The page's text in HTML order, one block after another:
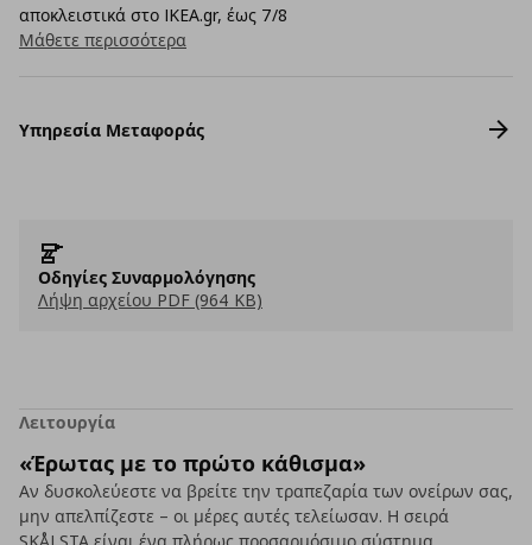
αποκλειστικά στο IKEA.gr, έως 7/8
Μάθετε περισσότερα
Υπηρεσία Μεταφοράς
Οδηγίες Συναρμολόγησης
Λήψη αρχείου PDF (964 KB)
Λειτουργία
«Έρωτας με το πρώτο κάθισμα»
Αν δυσκολεύεστε να βρείτε την τραπεζαρία των ονείρων σας,
μην απελπίζεστε – οι μέρες αυτές τελείωσαν. Η σειρά